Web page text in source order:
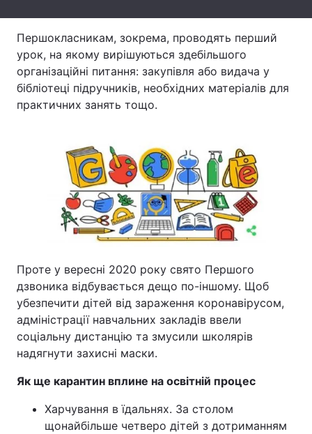
Тема оформлення
Першокласникам, зокрема, проводять перший
урок, на якому вирішуються здебільшого
організаційні питання: закупівля або видача у
бібліотеці підручників, необхідних матеріалів для
практичних занять тощо.
Проте у вересні 2020 року свято Першого
дзвоника відбувається дещо по-іншому. Щоб
убезпечити дітей від зараження коронавірусом,
адміністрації навчальних закладів ввели
соціальну дистанцію та змусили школярів
надягнути захисні маски.
Як ще карантин вплине на освітній процес
Харчування в їдальнях. За столом
щонайбільше четверо дітей з дотриманням